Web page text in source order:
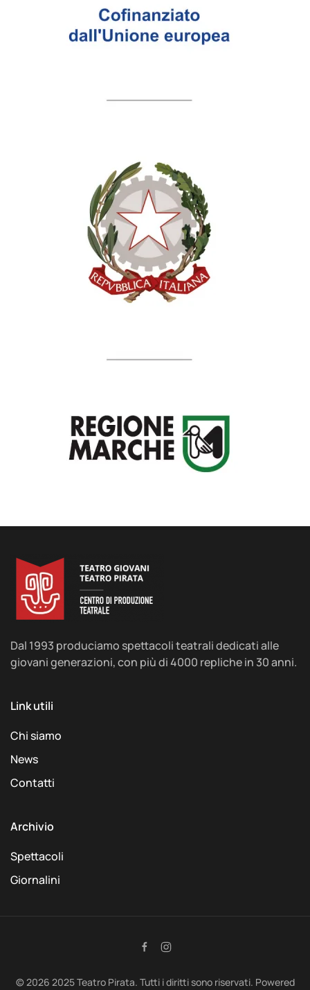
Dal 1993 produciamo spettacoli teatrali dedicati alle
giovani generazioni, con più di 4000 repliche in 30 anni.
Link utili
Chi siamo
News
Contatti
Archivio
Spettacoli
Giornalini
©2026 2025 Teatro Pirata. Tutti i diritti sono riservati. Powered